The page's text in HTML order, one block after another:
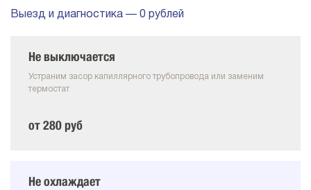
Выезд и диагностика — 0 рублей
Не выключается
Устраним засор капиллярного трубопровода или заменим
термостат
от 280 руб
Не охлаждает